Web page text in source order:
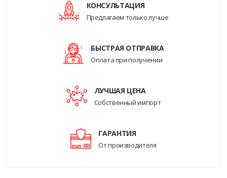
КОНСУЛЬТАЦИЯ
Предлагаем только лучше
БЫСТРАЯ ОТПРАВКА
Оплата при получении
ЛУЧШАЯ ЦЕНА
Собственный импорт
ГАРАНТИЯ
От производителя